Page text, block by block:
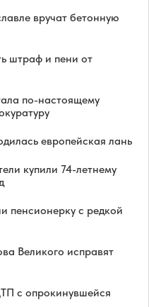
вручат бетонную
штраф и пени от
по-настоящему
европейская лань
купили 74-летнему
пенсионерку с редкой
Великого исправят
с опрокинувшейся